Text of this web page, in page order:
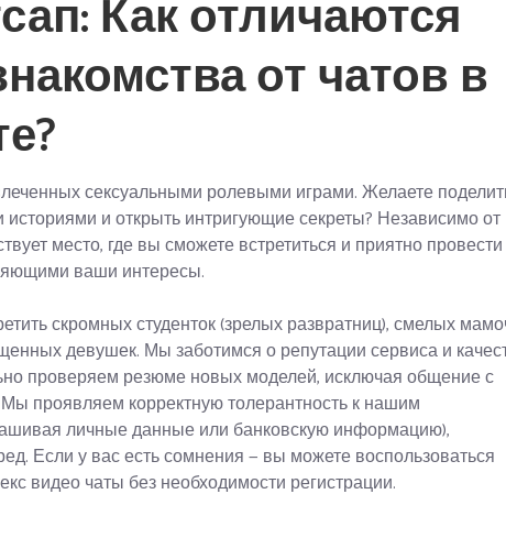
Как отличаются
от чатов в
сексуальными ролевыми играми. Желаете
и открыть интригующие секреты? Независимо от
место, где вы сможете встретиться и приятно провести
ваши интересы.
скромных студенток (зрелых развратниц), смелых
девушек. Мы заботимся о репутации сервиса и
проверяем резюме новых моделей, исключая общение с
проявляем корректную толерантность к нашим
личные данные или банковскую информацию),
Если у вас есть сомнения — вы можете воспользоваться
видео чаты без необходимости регистрации.